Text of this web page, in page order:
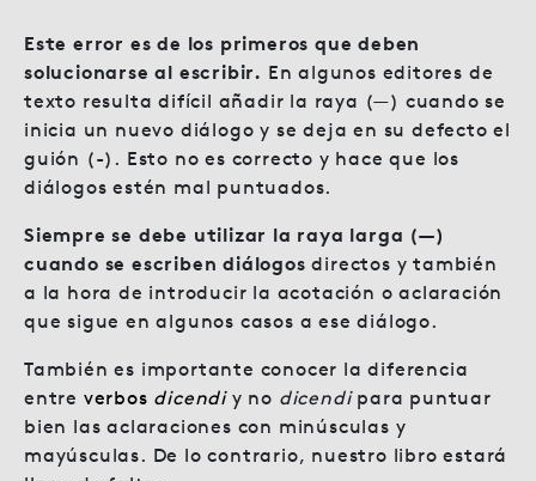
Este error es de los primeros que deben
solucionarse al escribir. En algunos editores de
texto resulta difícil añadir la raya (—) cuando se
inicia un nuevo diálogo y se deja en su defecto el
guión (-). Esto no es correcto y hace que los
diálogos estén mal puntuados.
Siempre se debe utilizar la raya larga (—)
cuando se escriben diálogosdirectos y también
a la hora de introducir la acotación o aclaración
que sigue en algunos casos a ese diálogo.
También es importante conocer la diferencia
entre verbos dicendiy no dicendipara puntuar
bien las aclaraciones con minúsculas y
mayúsculas. De lo contrario, nuestro libro estará